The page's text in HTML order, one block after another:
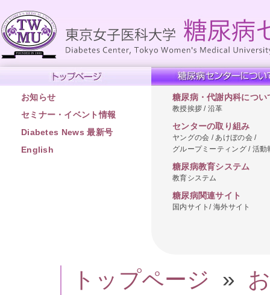
お知らせ
セミナー・イベント情報
Diabetes News 最新号
English
糖尿病・代謝内科につい
教授挨拶 / 沿革
センターの取り組み
ヤングの会 / あけぼの会 /
グループミーティング / 活動
糖尿病教育システム
教育システム
糖尿病関連サイト
国内サイト/ 海外サイト
トップページ »